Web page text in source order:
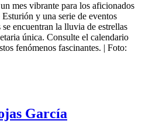
mes vibrante para los aficionados
y una serie de eventos
encuentran la lluvia de estrellas
única. Consulte el calendario
fenómenos fascinantes. | Foto:
García